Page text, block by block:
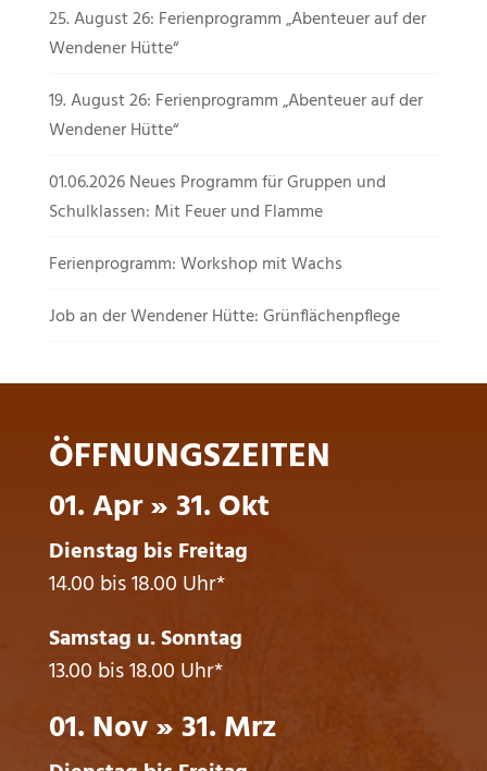
25. August 26: Ferienprogramm „Abenteuer auf der
Wendener Hütte“
19. August 26: Ferienprogramm „Abenteuer auf der
Wendener Hütte“
01.06.2026 Neues Programm für Gruppen und
Schulklassen: Mit Feuer und Flamme
Ferienprogramm: Workshop mit Wachs
Job an der Wendener Hütte: Grünflächenpflege
ÖFFNUNGSZEITEN
01. Apr » 31. Okt
Dienstag bis Freitag
14.00 bis 18.00 Uhr*
Samstag u. Sonntag
13.00 bis 18.00 Uhr*
01. Nov » 31. Mrz